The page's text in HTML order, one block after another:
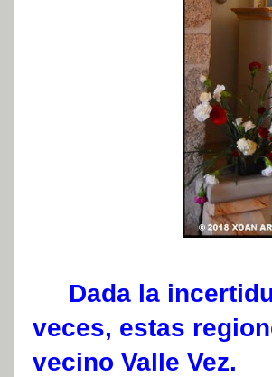
Dada la
veces, estas
vecino Valle Vez.